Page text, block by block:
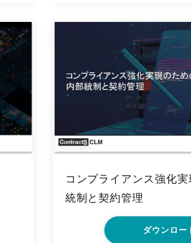
コンプライアンス強化
統制と契約管理
ダウンロー